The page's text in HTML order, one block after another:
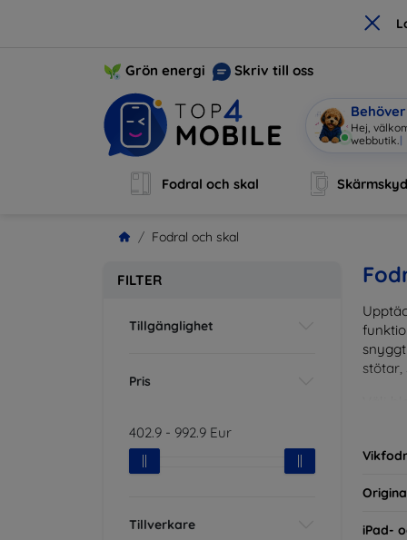
×
Grön energi Skriv till oss
Hej,
webbutik. |
Fodral och skal
Fodral och skal
FILTER
Tillgänglighet
Pris
402.9 - 992.9 Eur
Tillverkare
stötar,
inte
eller
iPad-